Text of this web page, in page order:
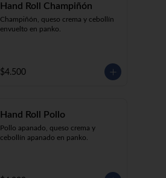
Hand Roll Champiñón
Champiñón, queso crema y cebollín
envuelto en panko.
$4.500
Hand Roll Pollo
Pollo apanado, queso crema y
cebollín apanado en panko.